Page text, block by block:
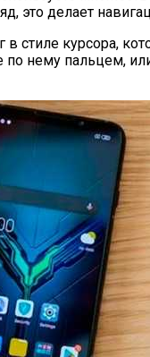
это делает
стиле курсора,
по нему пальцем,